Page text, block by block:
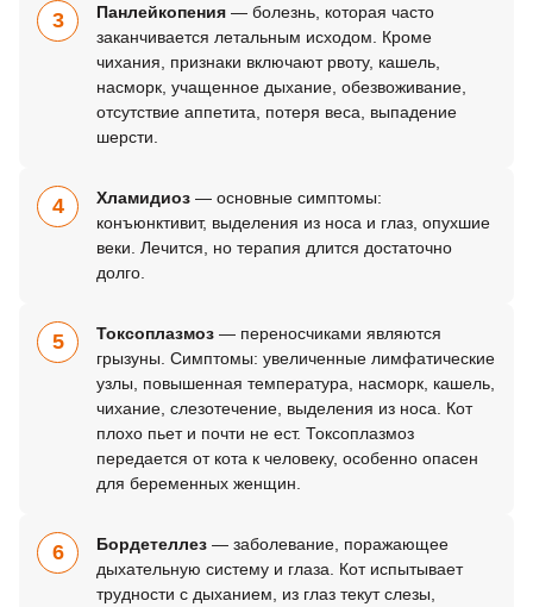
3 Панлейкопения — болезнь, которая часто
заканчивается летальным исходом. Кроме
чихания, признаки включают рвоту, кашель,
насморк, учащенное дыхание, обезвоживание,
отсутствие аппетита, потеря веса, выпадение
шерсти.
4 Хламидиоз — основные симптомы:
конъюнктивит, выделения из носа и глаз, опухшие
веки. Лечится, но терапия длится достаточно
долго.
5 Токсоплазмоз — переносчиками являются
грызуны. Симптомы: увеличенные лимфатические
узлы, повышенная температура, насморк, кашель,
чихание, слезотечение, выделения из носа. Кот
плохо пьет и почти не ест. Токсоплазмоз
передается от кота к человеку, особенно опасен
для беременных женщин.
6 Бордетеллез — заболевание, поражающее
дыхательную систему и глаза. Кот испытывает
трудности с дыханием, из глаз текут слезы,